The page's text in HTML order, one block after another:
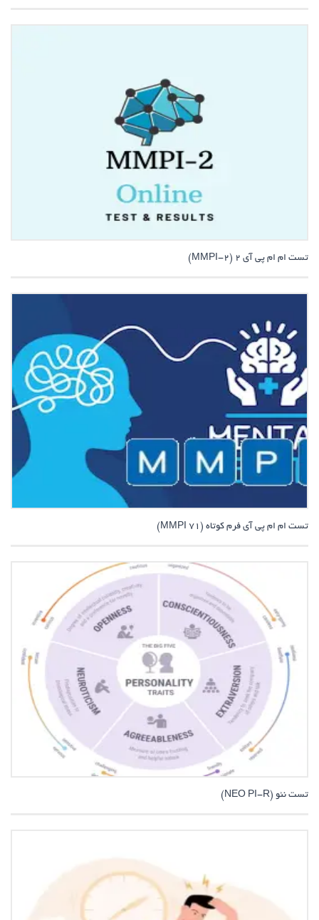
تست ام ام پی آی 2 (MMPI-2)
تست ام ام پی آی فرم کوتاه (71 MMPI)
تست نئو (NEO PI-R)